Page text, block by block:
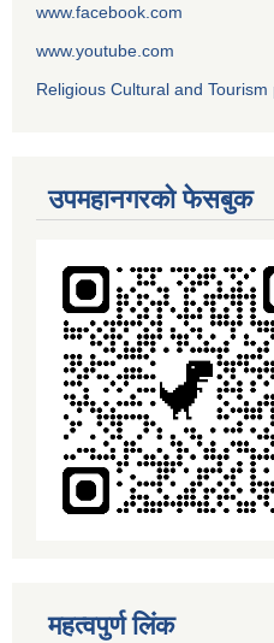
www.facebook.com
www.youtube.com
Religious Cultural and
उपमहानगरको फेसबुक
महत्वपुर्ण लिंक